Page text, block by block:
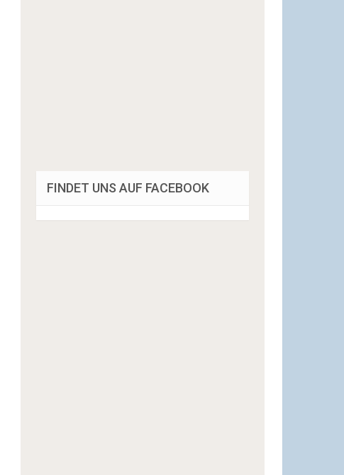
FINDET UNS AUF FACEBOOK